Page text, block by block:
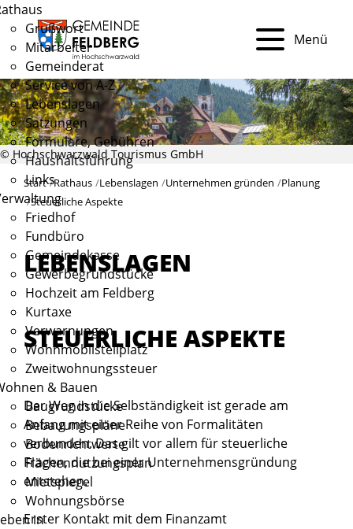
Grußwort
Mitarbeiter
Gemeinderat
Service von A-Z
Lebenslagen
Satzungen
Formulare, Gebühren
Haushaltsführung
Links
Friedhof
Fundbüro
Gemeindekasse
Gewerbegrundstücke
Hochzeit am Feldberg
Kurtaxe
Verwarnungen
Wohnmobilstellplatz
Zweitwohnungssteuer
& Bauen
Baugrundstücke
Bebauungspläne
Bodenrichtwerte
Flächennutzungsplan
Mietspiegel
Wohnungsbörse
in
Menü
© Hochschwarzwald Tourismus GmbH
Start Rathaus Lebenslagen Unternehmen gründen
Planung
Steuerliche Aspekte
LEBENSLAGEN
STEUERLICHE ASPEKTE
Der Weg in die Selbständigkeit ist gerade am
Anfang mit einer Reihe von Formalitäten
verbunden. Das gilt vor allem für steuerliche
Fragen, die bei einer Unternehmensgründung
entstehen.
Erster Kontakt mit dem Finanzamt